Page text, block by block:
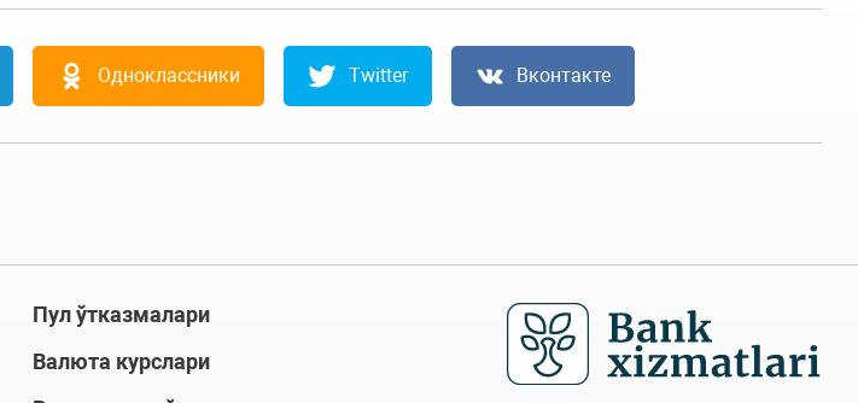
Одноклассники Twitter Вконтакте
Пул ўтказмалари
Валюта курслари